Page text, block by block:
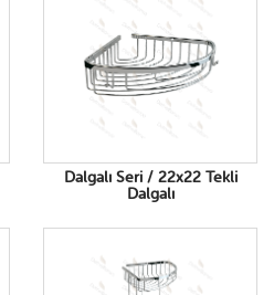
Dalgalı Seri / 22x22 Tekli
Dalgalı